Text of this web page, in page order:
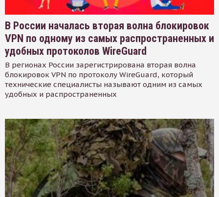
В России началась вторая волна блокировок
VPN по одному из самых распространенных и
удобных протоколов WireGuard
В регионах России зарегистрирована вторая волна
блокировок VPN по протоколу WireGuard, который
технические специалисты называют одним из самых
удобных и распространенных